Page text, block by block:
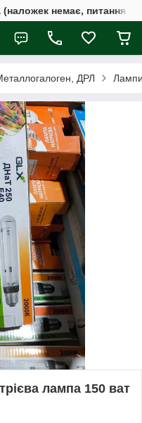
немає, питання у
ДРЛ
лампа 150 ват